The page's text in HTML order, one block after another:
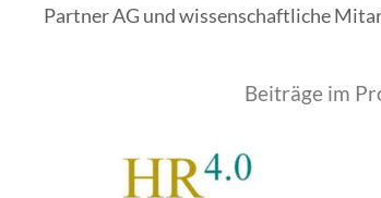
Partner AG und wissenschaftliche
Beiträge im